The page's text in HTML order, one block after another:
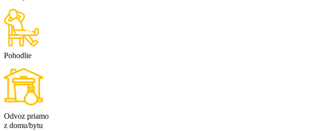
Pohodlie
Odvoz priamo
z domu/bytu